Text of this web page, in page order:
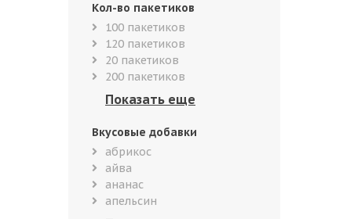
Кол-во пакетиков
100 пакетиков
120 пакетиков
20 пакетиков
200 пакетиков
Вкусовые добавки
абрикос
айва
ананас
апельсин